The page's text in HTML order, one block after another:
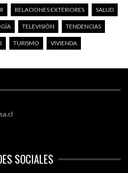
RELACIONES EXTERIORES SALUD
TELEVISIÓN TENDENCIAS
TURISMO VIVIENDA
SOCIALES